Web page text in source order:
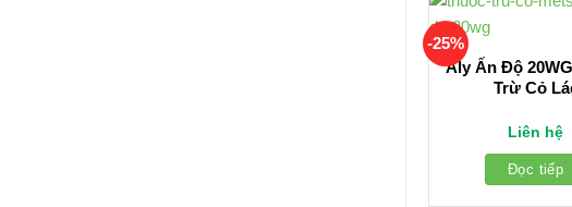
-25%
Aly Ấn Độ
Trừ Cỏ
Liên hệ
Đọc tiếp